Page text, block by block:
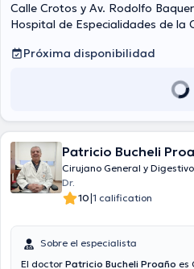
Calle Crotos y Av. Rodolfo
Hospital de Especialidades de la
Próxima disponibilidad
Patricio Bucheli
Cirujano General y Digestivo
Dr.
10|1 calification
Sobre el especialista
El doctor Patricio Bucheli Proaño es